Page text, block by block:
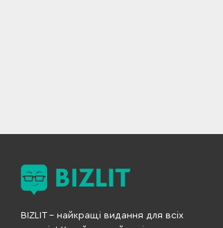
BIZLIT – найкращі видання для всіх